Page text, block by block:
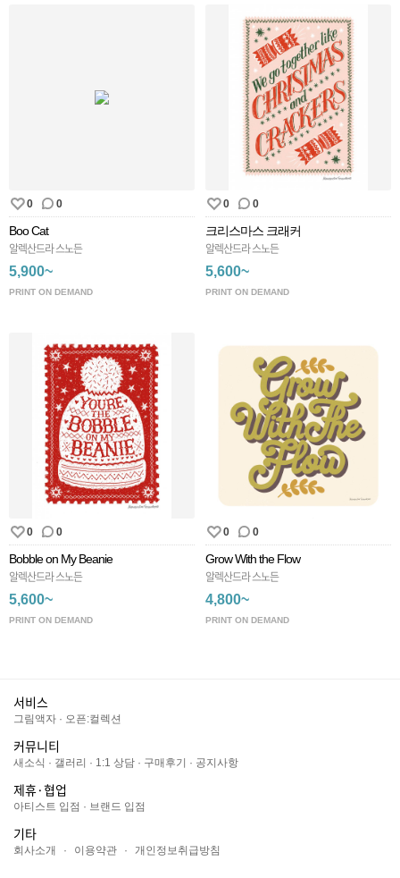
0 0
Boo Cat
알렉산드라 스노든
5,900~
PRINT ON DEMAND
0 0
크리스마스 크래커
알렉산드라 스노든
5,600~
PRINT ON DEMAND
0 0
Bobble on My Beanie
알렉산드라 스노든
5,600~
PRINT ON DEMAND
0 0
Grow With the Flow
알렉산드라 스노든
4,800~
PRINT ON DEMAND
서비스
그림액자 · 오픈:컬렉션
커뮤니티
새소식 · 갤러리 · 1:1 상담 · 구매후기 · 공지사항
제휴·협업
아티스트 입점 · 브랜드 입점
기타
회사소개 · 이용약관 · 개인정보취급방침